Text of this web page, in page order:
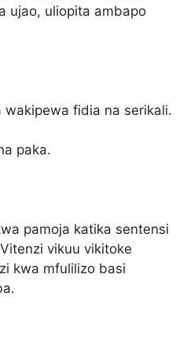
ujao, uliopita ambapo
fidia na serikali.
paka.
pamoja katika sentensi
vikuu vikitoke
kwa mfulilizo basi